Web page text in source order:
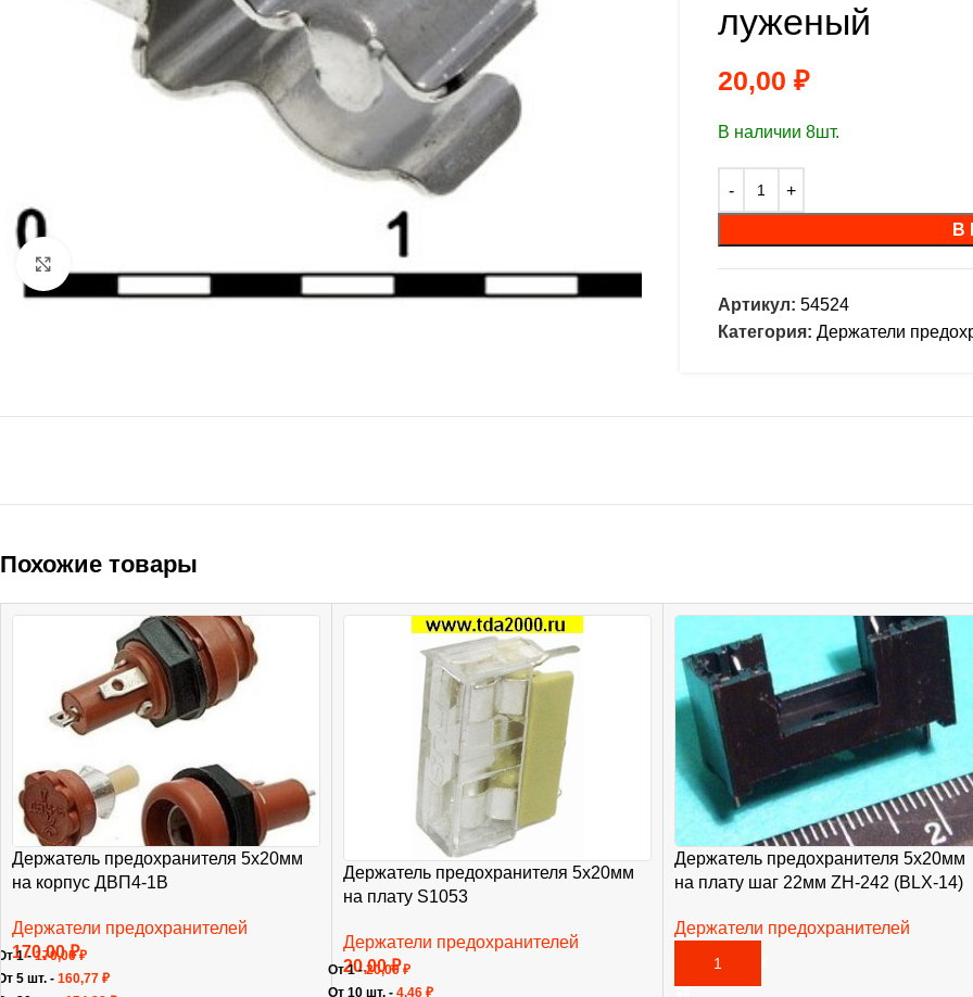
луженый
20,00 ₽
В наличии 8шт.
В
Артикул: 54524
Категория: Держатели
Похожие товары
Держатель предохранителя 5х20мм
на корпус ДВП4-1В
Держатели предохранителей
170,00₽
1 -170,00₽
5 шт. - 160,77 ₽
Держатель предохранителя 5х20мм
на плату S1053
Держатели предохранителей
20,00₽
От 1 -20,00₽
От 10 шт. - 4,46 ₽
Держатель предохранителя 5х20мм
на плату шаг 22мм ZH-242 (BLX-14)
Держатели предохранителей
В КОРЗИНУ